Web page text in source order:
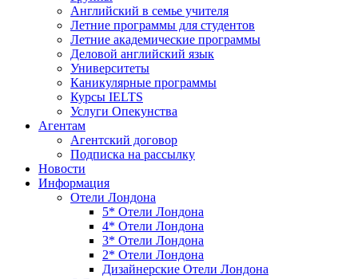
Английский в семье учителя
Летние программы для студентов
Летние академические программы
Деловой английский язык
Университеты
Каникулярные программы
Курсы IELTS
Услуги Опекунства
Агентам
Агентский договор
Подписка на рассылку
Новости
Информация
Отели Лондона
5* Отели Лондона
4* Отели Лондона
3* Отели Лондона
2* Отели Лондона
Дизайнерские Отели Лондона